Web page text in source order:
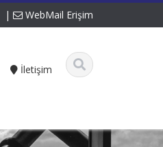
| WebMail Erişim
İletişim